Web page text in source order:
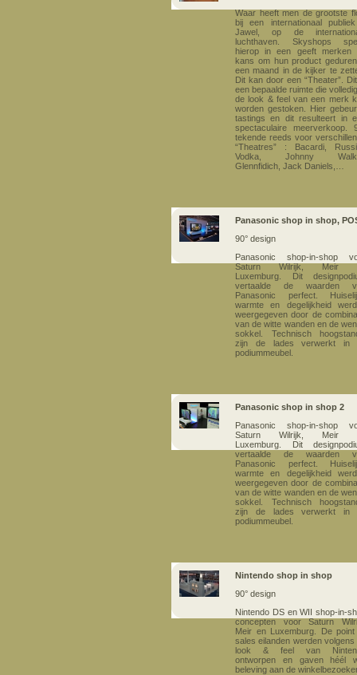
Waar heeft men de grootste
bij een internationaal
Jawel, op de
luchthaven. Skyshops
hierop in een geeft merken
kans om hun product
een maand in de kijker te
Dit kan door een “Theater”.
een bepaalde ruimte die
de look & feel van een merk
worden gestoken. Hier
tastings en dit resulteert in
spectaculaire meerverkoop.
tekende reeds voor
“Theatres” : Bacardi,
Vodka, Johnny
Glennfidich, Jack Daniels,…
Panasonic shop in shop,
90° design
Panasonic shop-in-shop
Saturn Wilrijk, Meir
Luxemburg.
Dit
vertaalde de waarden
Panasonic perfect.
warmte en degelijkheid
weergegeven door de
van de witte wanden en de
sokkel. Technisch
zijn de lades verwerkt in
podiummeubel.
Panasonic shop in shop 2
Panasonic shop-in-shop
Saturn Wilrijk, Meir
Luxemburg.
Dit
vertaalde de waarden
Panasonic perfect.
warmte en degelijkheid
weergegeven door de
van de witte wanden en de
sokkel. Technisch
zijn de lades verwerkt in
podiummeubel.
Nintendo shop in shop
90° design
Nintendo DS en WII shop-in-
concepten voor Saturn
Meir en Luxemburg. De
sales eilanden werden volgens
look & feel van
ontworpen en gaven héél
beleving aan de